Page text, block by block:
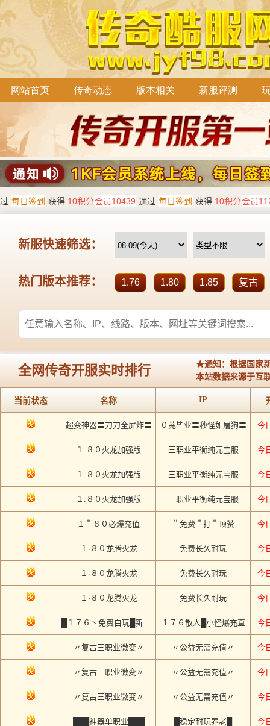
网站首页 传奇动态 版本相关 新服评测